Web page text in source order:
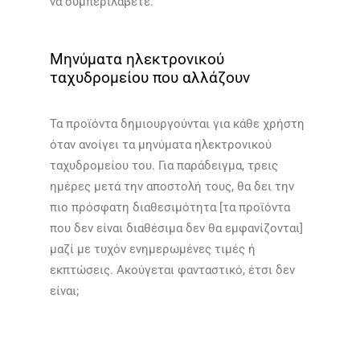
Μηνύματα ηλεκτρονικού
ταχυδρομείου που αλλάζουν
Τα προϊόντα δημιουργούνται για κάθε χρήστη
όταν ανοίγει τα μηνύματα ηλεκτρονικού
ταχυδρομείου του. Για παράδειγμα, τρεις
ημέρες μετά την αποστολή τους, θα δει την
πιο πρόσφατη διαθεσιμότητα [τα προϊόντα
που δεν είναι διαθέσιμα δεν θα εμφανίζονται]
μαζί με τυχόν ενημερωμένες τιμές ή
εκπτώσεις. Ακούγεται φανταστικό, έτσι δεν
είναι;​​